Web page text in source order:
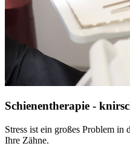
Schienentherapie -
Stress ist ein großes Problem in
Ihre Zähne.